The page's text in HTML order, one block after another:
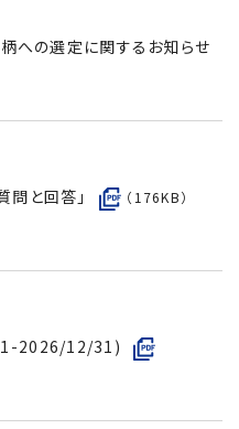
への選定に関するお知らせ
問と回答」 （176KB）
2026/12/31)